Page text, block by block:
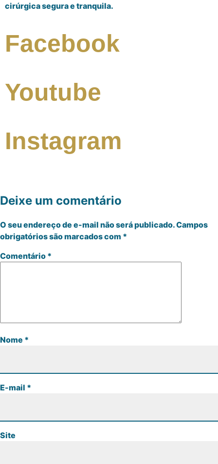
cirúrgica segura e tranquila.
Facebook
Youtube
Instagram
Deixe um comentário
O seu endereço de e-mail não será publicado.Campos
obrigatórios são marcados com *
Comentário *
Nome *
E-mail *
Site